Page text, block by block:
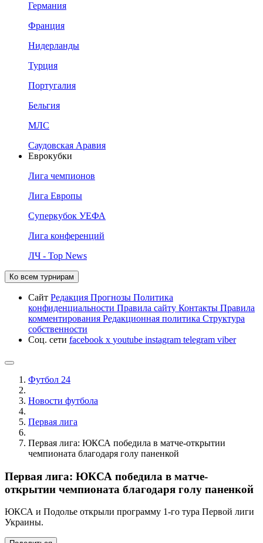
Германия
Франция
Нидерланды
Турция
Португалия
Бельгия
МЛС
Саудовская Аравия
Еврокубки
Лига чемпионов
Лига Европы
Суперкубок УЕФА
Лига конференций
ЛЧ - Top News
Ко всем турнирам
Сайт Редакция Прогнозы Политика
конфиденциальности Правила сайту Контакты Правила
комментирования Редакционная политика Структура
собственности
Соц. сети facebook x youtube instagram telegram viber
Футбол 24
Новости футбола
Первая лига
Первая лига: ЮКСА победила в матче-открытии
чемпионата благодаря голу паненкой
Первая лига: ЮКСА победила в матче-
открытии чемпионата благодаря голу паненкой
ЮКСА и Подолье открыли программу 1-го тура Первой лиги
Украины.